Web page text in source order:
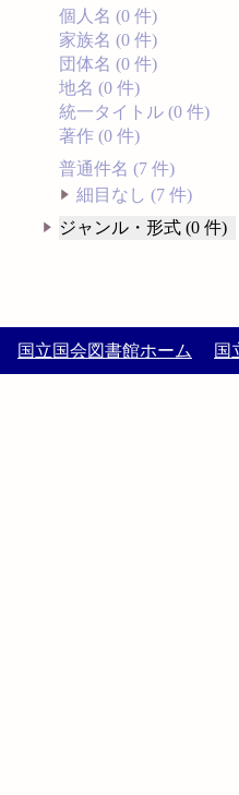
個人名 (0 件)
家族名 (0 件)
団体名 (0 件)
地名 (0 件)
統一タイトル (0 件)
著作 (0 件)
普通件名 (7 件)
細目なし (7 件)
ジャンル・形式 (0 件)
国立国会図書館ホーム 国